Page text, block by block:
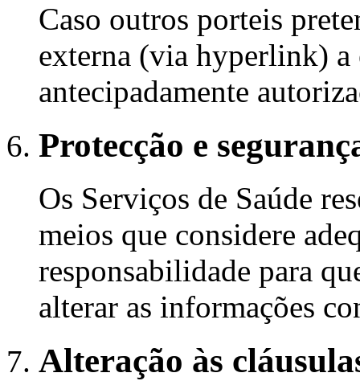
Caso outros porteis
externa (via hyperlink)
antecipadamente
Protecção e
Os Serviços de Saúde
meios que considere
responsabilidade para
alterar as informações
Alteração às